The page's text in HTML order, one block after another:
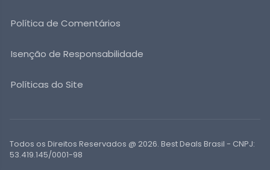
Política de Comentários
Isenção de Responsabilidade
Políticas do Site
Todos os Direitos Reservados @ 2026. Best Deals Brasil - CNPJ:
53.419.145/0001-98